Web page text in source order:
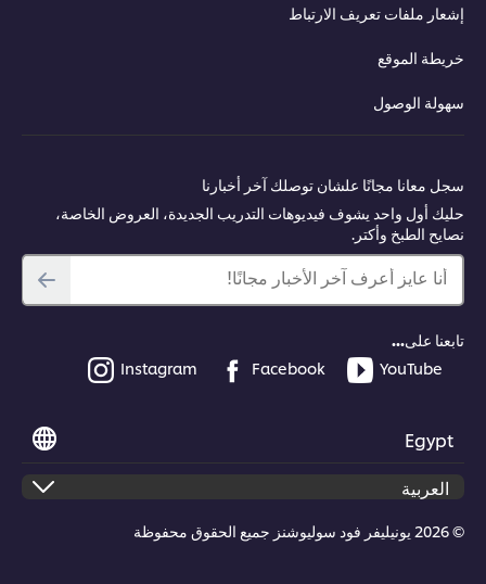
إشعار ملفات تعريف الارتباط
خريطة الموقع
سهولة الوصول
سجل معانا مجانًا علشان توصلك آخر أخبارنا
حليك أول واحد يشوف فيديوهات التدريب الجديدة، العروض الخاصة،
نصايح الطبخ وأكتر.
أنا عايز أعرف آخر الأخبار مجانًا!
تابعنا على...
YouTube
Facebook
Instagram
Egypt